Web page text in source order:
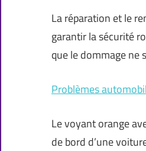
La réparation et le
garantir la sécurité
que le dommage ne
Problèmes
Le voyant orange
de bord d’une